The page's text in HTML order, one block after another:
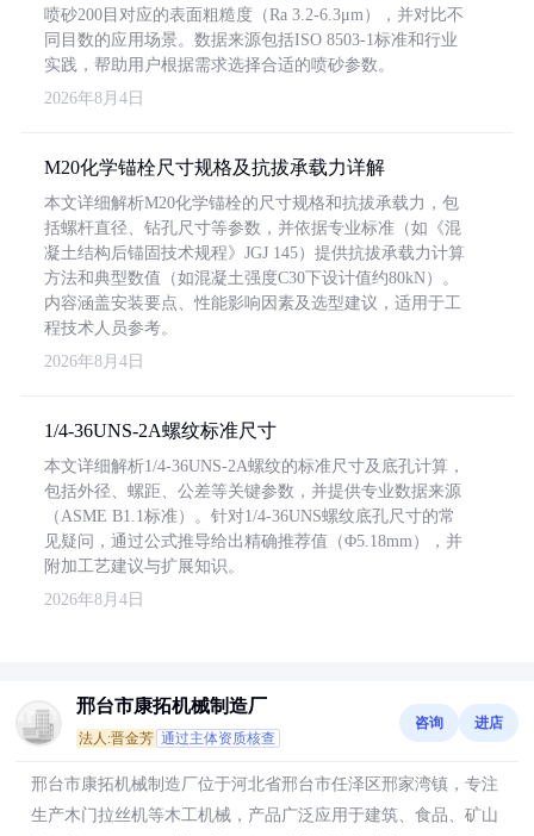
喷砂200目对应的表面粗糙度（Ra 3.2-6.3μm），并对比不
同目数的应用场景。数据来源包括ISO 8503-1标准和行业
实践，帮助用户根据需求选择合适的喷砂参数。
2026年8月4日
M20化学锚栓尺寸规格及抗拔承载力详解
本文详细解析M20化学锚栓的尺寸规格和抗拔承载力，包
括螺杆直径、钻孔尺寸等参数，并依据专业标准（如《混
凝土结构后锚固技术规程》JGJ 145）提供抗拔承载力计算
方法和典型数值（如混凝土强度C30下设计值约80kN）。
内容涵盖安装要点、性能影响因素及选型建议，适用于工
程技术人员参考。
2026年8月4日
1/4-36UNS-2A螺纹标准尺寸
本文详细解析1/4-36UNS-2A螺纹的标准尺寸及底孔计算，
包括外径、螺距、公差等关键参数，并提供专业数据来源
（ASME B1.1标准）。针对1/4-36UNS螺纹底孔尺寸的常
见疑问，通过公式推导给出精确推荐值（Φ5.18mm），并
附加工艺建议与扩展知识。
2026年8月4日
邢台市康拓机械制造厂
法人:晋金芳 通过主体资质核查
咨询 进店
邢台市康拓机械制造厂位于河北省邢台市任泽区邢家湾镇，专注
生产木门拉丝机等木工机械，产品广泛应用于建筑、食品、矿山